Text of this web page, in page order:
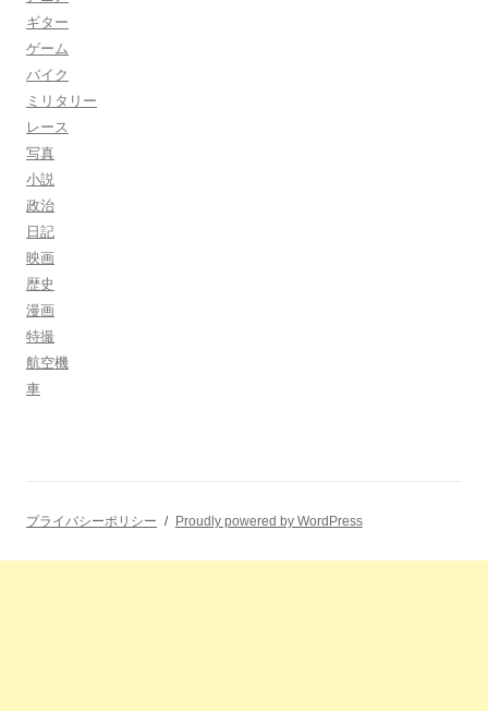
ギター
ゲーム
バイク
ミリタリー
レース
写真
小説
政治
日記
映画
歴史
漫画
特撮
航空機
車
プライバシーポリシー Proudly powered by WordPress